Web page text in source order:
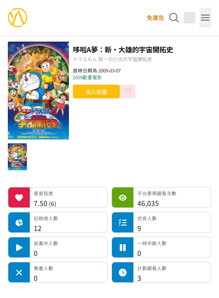
YourAnimes 你的動畫 免廣告
哆啦A夢：新·大雄的宇宙開拓史
ドラえもん 新・のび太の宇宙開拓史
首映日期為 2009-03-07
2009動畫電影
加入追番
喜愛程度喜愛程度
7.50 (6)
平台累積觀看次數 平台累積觀看次數
46,035
記錄總人數
記錄總人數
12
完食人數
完食人數
9
追番中人數
追番中人數
0
一時中斷人數
一時中斷人數
0
棄番人數
棄番人數
0
計劃觀看人數
計劃觀看人數
3